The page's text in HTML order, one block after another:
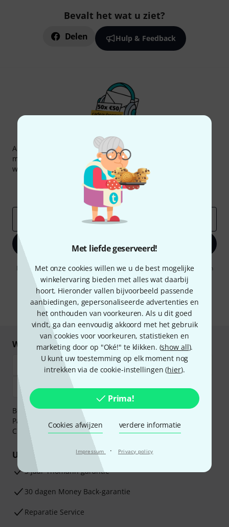
Met liefde geserveerd!
Met onze cookies willen we u de best mogelijke
winkelervaring bieden met alles wat daarbij
hoort. Hieronder vallen bijvoorbeeld passende
aanbiedingen, gepersonaliseerde advertenties en
het onthouden van voorkeuren. Als u dit goed
vindt, ga dan eenvoudig akkoord met het gebruik
van cookies voor voorkeuren, statistieken en
marketing door op "Oké!" te klikken. (show all).
U kunt uw toestemming op elk moment nog
intrekken via de cookie-instellingen (hier).
Prima!
Cookies afwijzen verdere informatie
Impressum · Privacy policy
Bevalt het wat u ziet?
Delen Hulp & Feedback
Thomann nieuwsbrief
Abonneer u op de Thomann-nieuwsbrief in het Engels en
met een beetje geluk kunt u een van
waarde van
per stuk winnen!
Inspirerende bijdragen
Aanbiedingen
Thomann-inzichten
Registreer nu
Door op "Registreer nu" te klikken, gaat u akkoord met het ontvangen
van e-mailreclame. U kunt zich op elk moment afmelden. Meer
informatie over de nieuwsbrief vindt u in onzerichtlijn
gegevensbescherming.
* Benodigd
Winkel en betaal veilig
Betaalt u veilig en vertrouwd met Bankoverschrijving,
PayPal, iDEAL, Klarna Betaal Nu Klarna Betaal in 3
Creditcard.
Uw voordelen
3 jaar Thomann garantie
30 dagen Money Back-garantie
Reparatie Service